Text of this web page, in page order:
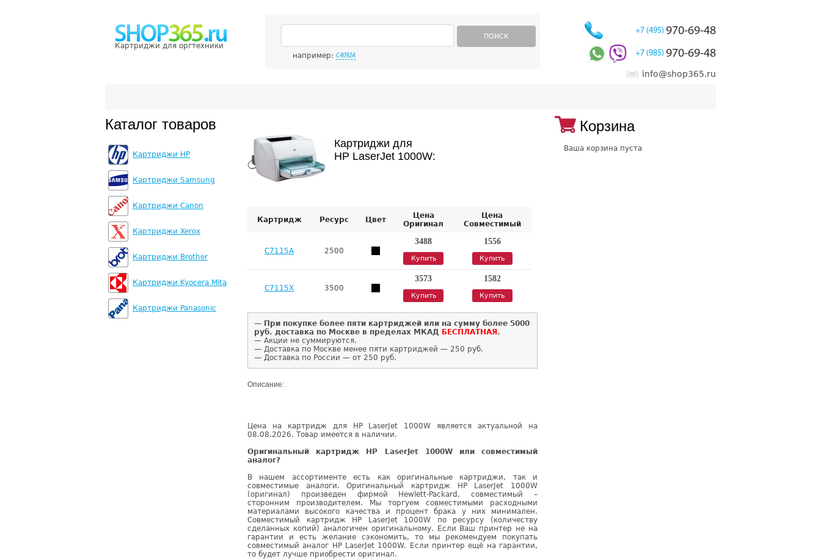
Картриджи для оргтехники
ПОИСК
например: C4092A
+7 (495) 970-69-48
+7 (985) 970-69-48
info@shop365.ru
Каталог товаров
Картриджи HP
Картриджи Samsung
Картриджи Canon
Картриджи Xerox
Картриджи Brother
Картриджи Kyocera Mita
Картриджи Panasonic
Картриджи для
HP LaserJet 1000W:
Картридж Ресурс Цвет
Цена
Оригинал
Цена
Совместимый
C7115A 2500
3488
Купить
1556
Купить
C7115X 3500
3573
Купить
1582
Купить
— При покупке более пяти картриджей или на сумму более 5000
руб. доставка по Москве в пределах МКАД БЕСПЛАТНАЯ .
— Акции не суммируются.
— Доставка по Москве менее пяти картриджей — 250 руб.
— Доставка по России — от 250 руб.
Описание:
Цена на картридж для HP LaserJet 1000W является актуальной на
08.08.2026. Товар имеется в наличии.
Оригинальный картридж HP LaserJet 1000W или совместимый
аналог?
В нашем ассортименте есть как оригинальные картриджи, так и
совместимые аналоги. Оригинальный картридж HP LaserJet 1000W
(оригинал) произведен фирмой Hewlett-Packard, совместимый –
сторонним производителем. Мы торгуем совместимыми расходными
материалами высокого качества и процент брака у них минимален.
Совместимый картридж HP LaserJet 1000W по ресурсу (количеству
сделанных копий) аналогичен оригинальному. Если Ваш принтер не на
гарантии и есть желание сэкономить, то мы рекомендуем покупать
совместимый аналог HP LaserJet 1000W. Если принтер ещё на гарантии,
то будет лучше приобрести оригинал.
Корзина
Ваша корзина пуста